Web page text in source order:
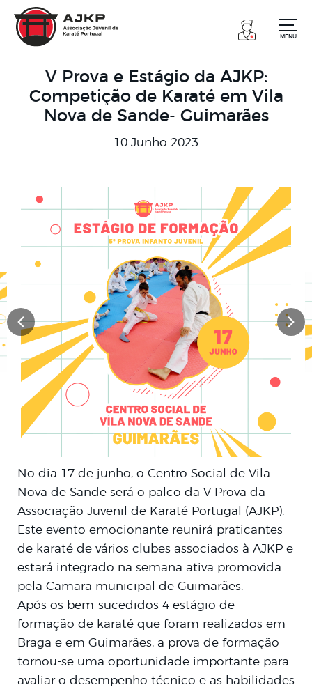
MENU
V Prova e Estágio da AJKP:
Competição de Karaté em Vila
Nova de Sande- Guimarães
10 Junho 2023
No dia 17 de junho, o Centro Social de Vila
Nova de Sande será o palco da V Prova da
Associação Juvenil de Karaté Portugal (AJKP).
Este evento emocionante reunirá praticantes
de karaté de vários clubes associados à AJKP e
estará integrado na semana ativa promovida
pela Camara municipal de Guimarães.
Após os bem-sucedidos 4 estágio de
formação de karaté que foram realizados em
Braga e em Guimarães, a prova de formação
tornou-se uma oportunidade importante para
avaliar o desempenho técnico e as habilidades